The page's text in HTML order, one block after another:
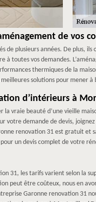
de vos
de plusieurs années. De plus,
à toutes vos demandes.
thermiques de la
solutions pour mener
d’intérieurs à
vraie beauté d’une vieille
votre demande de devis,
renovation 31 est gratuit et
un devis complet de votre
31, les tarifs varient selon la
être coûteux, nous en
Garonne renovation 31